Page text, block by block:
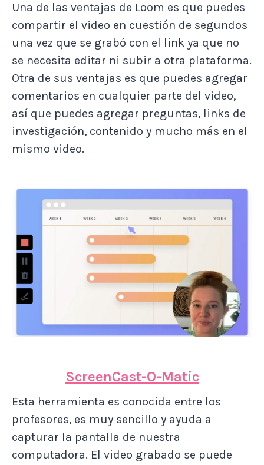
Una de las ventajas de Loom es que puedes
compartir el video en cuestión de segundos
una vez que se grabó con el link ya que no
se necesita editar ni subir a otra plataforma.
Otra de sus ventajas es que puedes agregar
comentarios en cualquier parte del video,
así que puedes agregar preguntas, links de
investigación, contenido y mucho más en el
mismo video.
ScreenCast-O-Matic
Esta herramienta es conocida entre los
profesores, es muy sencillo y ayuda a
capturar la pantalla de nuestra
computadora. El video grabado se puede